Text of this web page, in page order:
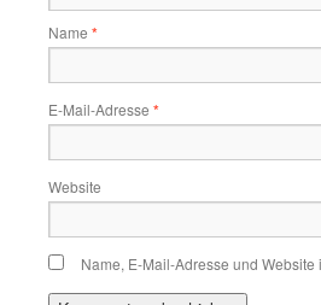
Name *
E-Mail-Adresse *
Website
Name, E-Mail-Adresse und